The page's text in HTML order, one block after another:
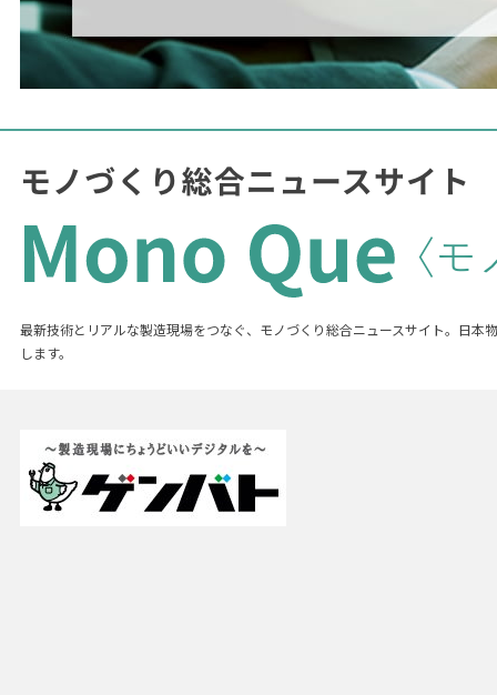
最新技術とリアルな製造現場をつなぐ、モノづくり総合ニュースサイト。日本
します。